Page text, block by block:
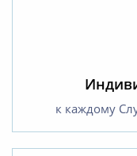
к каждому